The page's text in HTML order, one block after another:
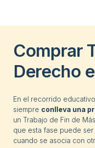
Comprar
Derecho
En el recorrido
siempre conlleva una
un Trabajo de Fin de
que esta fase puede
cuando se asocia con